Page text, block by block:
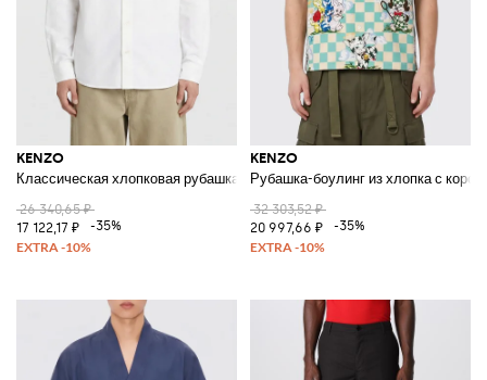
KENZO
Классическая хлопковая рубашка с цветком Boke
26 340,65 ₽
17 122,17 ₽
-35%
KENZO
Рубашка-боулинг из хлопка с
32 303,52 ₽
20 997,66 ₽
-35%